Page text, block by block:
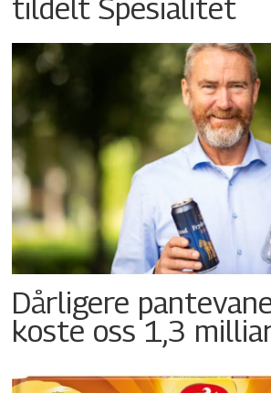
tildelt Spesialitet
Dårligere
koste oss 1,3